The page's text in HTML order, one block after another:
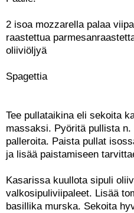
2 isoa mozzarella palaa
raastettua
oliiviöljyä
Spagettia
Tee pullataikina eli sekoita
massaksi. Pyöritä pullista
palleroita. Paista pullat
ja lisää paistamiseen
Kasarissa kuullota sipuli
valkosipuliviipaleet. Lisää
basillika murska. Sekoita